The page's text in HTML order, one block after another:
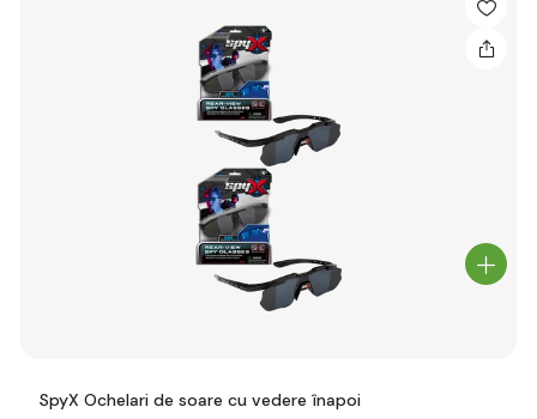
SpyX Ochelari de soare cu vedere înapoi